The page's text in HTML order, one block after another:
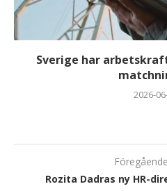
Sverige har
2026-
Rozita Dadras ny HR-